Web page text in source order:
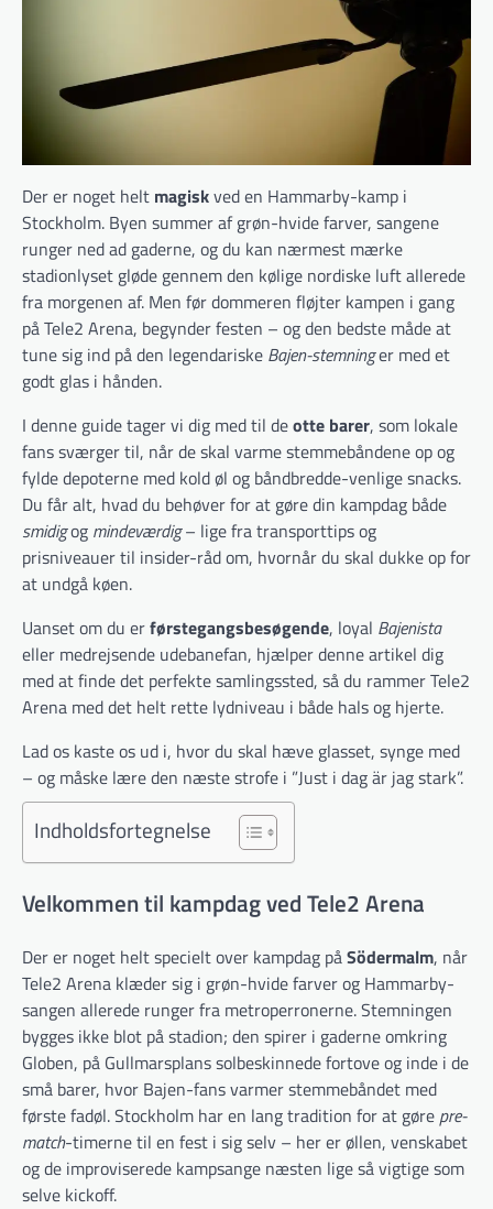
Der er noget helt magiskved en Hammarby-kamp i
Stockholm. Byen summer af grøn-hvide farver, sangene
runger ned ad gaderne, og du kan nærmest mærke
stadionlyset gløde gennem den kølige nordiske luft allerede
fra morgenen af. Men før dommeren fløjter kampen i gang
på Tele2 Arena, begynder festen – og den bedste måde at
tune sig ind på den legendariske Bajen-stemninger med et
godt glas i hånden.
I denne guide tager vi dig med til deotte barer, som lokale
fans sværger til, når de skal varme stemmebåndene op og
fylde depoterne med kold øl og båndbredde-venlige snacks.
Du får alt, hvad du behøver for at gøre din kampdag både
smidigog mindeværdig– lige fra transporttips og
prisniveauer til insider-råd om, hvornår du skal dukke op for
at undgå køen.
Uanset om du erførstegangsbesøgende, loyal Bajenista
eller medrejsende udebanefan, hjælper denne artikel dig
med at finde det perfekte samlingssted, så du rammer Tele2
Arena med det helt rette lydniveau i både hals og hjerte.
Lad os kaste os ud i, hvor du skal hæve glasset, synge med
– og måske lære den næste strofe i ”Just i dag är jag stark”.
Indholdsfortegnelse
Velkommen til kampdag ved Tele2 Arena
Der er noget helt specielt over kampdag påSödermalm, når
Tele2 Arena klæder sig i grøn-hvide farver og Hammarby-
sangen allerede runger fra metroperronerne. Stemningen
bygges ikke blot på stadion; den spirer i gaderne omkring
Globen, på Gullmarsplans solbeskinnede fortove og inde i de
små barer, hvor Bajen-fans varmer stemmebåndet med
første fadøl. Stockholm har en lang tradition for at gøre pre-
match-timerne til en fest i sig selv – her er øllen, venskabet
og de improviserede kampsange næsten lige så vigtige som
selve kickoff.